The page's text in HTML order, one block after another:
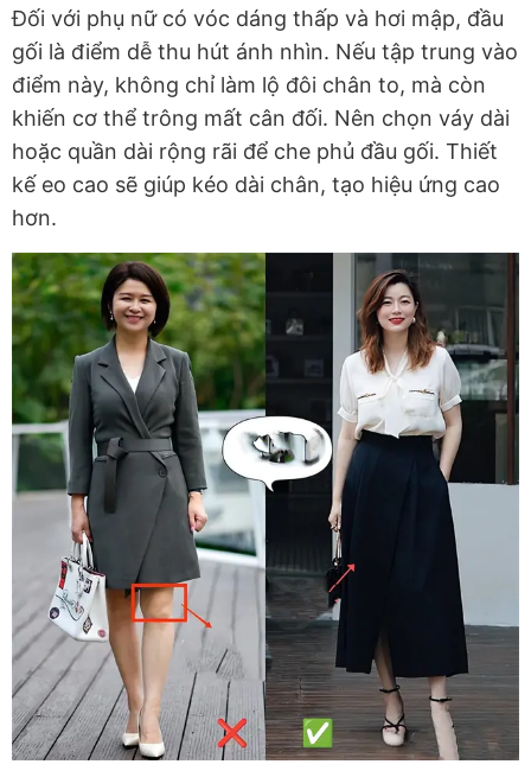
Đối với phụ nữ có vóc dáng thấp và hơi mập, đầu
gối là điểm dễ thu hút ánh nhìn. Nếu tập trung vào
điểm này, không chỉ làm lộ đôi chân to, mà còn
khiến cơ thể trông mất cân đối. Nên chọn váy dài
hoặc quần dài rộng rãi để che phủ đầu gối. Thiết
kế eo cao sẽ giúp kéo dài chân, tạo hiệu ứng cao
hơn.